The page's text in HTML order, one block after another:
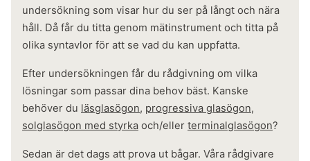
undersökning som visar hur du ser på långt och nära
håll. Då får du titta genom mätinstrument och titta på
olika syntavlor för att se vad du kan uppfatta.
Efter undersökningen får du rådgivning om vilka
lösningar som passar dina behov bäst. Kanske
behöver du läsglasögon, progressiva glasögon,
solglasögon med styrka och/eller terminalglasögon?
Sedan är det dags att prova ut bågar. Våra rådgivare